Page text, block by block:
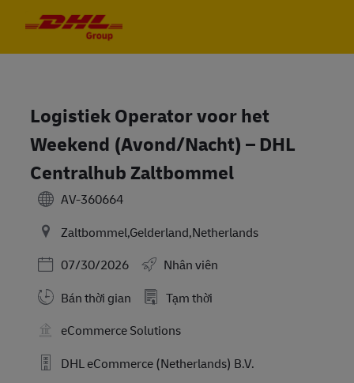
Logistiek Operator voor het
Weekend (Avond/Nacht) – DHL
Centralhub Zaltbommel
AV-360664
Zaltbommel,Gelderland,Netherlands
Posted Date
07/30/2026
Nhân viên
Bán thời gian
Tạm thời
eCommerce Solutions
DHL eCommerce (Netherlands) B.V.